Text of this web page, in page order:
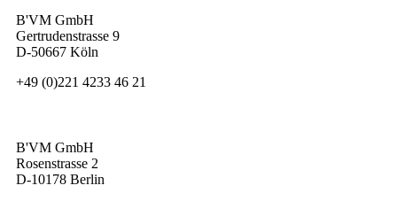
B'VM GmbH
Gertrudenstrasse 9
D-50667 Köln
+49 (0)221 4233 46 21
B'VM GmbH
Rosenstrasse 2
D-10178 Berlin